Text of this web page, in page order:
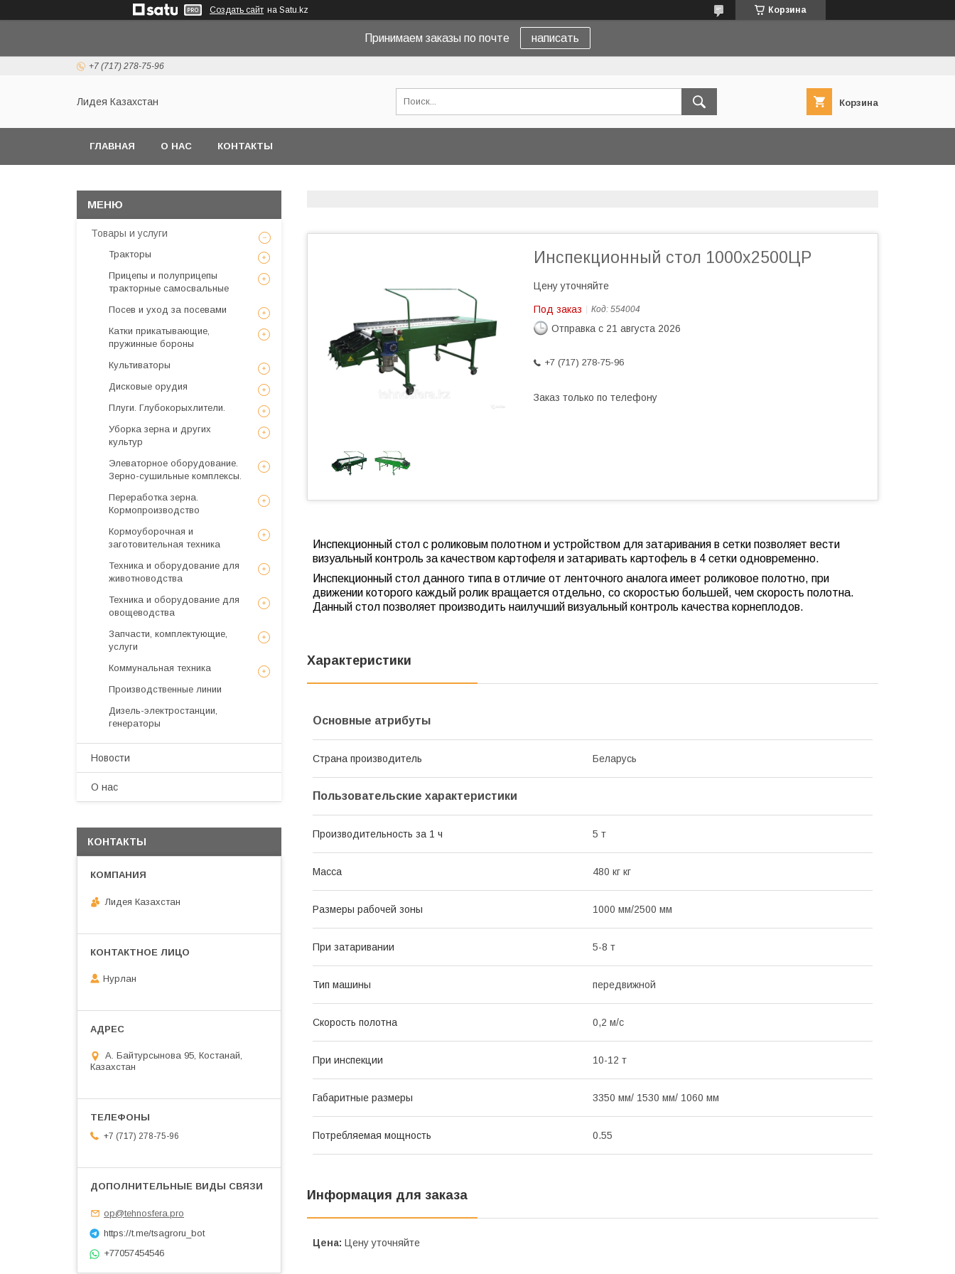
Создать сайт на Satu.kz Корзина
Принимаем заказы по почте написать
+7 (717) 278-75-96
Лидея Казахстан Корзина
ГЛАВНАЯ О НАС КОНТАКТЫ
Инспекционный стол 1000х2500ЦР
Цену уточняйте
Под заказ Код: 554004
Отправка с 21 августа 2026
+7 (717) 278-75-96
Заказ только по телефону
Инспекционный стол с роликовым полотном и устройством для затаривания в сетки позволяет вести
визуальный контроль за качеством картофеля и затаривать картофель в 4 сетки одновременно.
Инспекционный стол данного типа в отличие от ленточного аналога имеет роликовое полотно, при
движении которого каждый ролик вращается отдельно, со скоростью большей, чем скорость полотна.
Данный стол позволяет производить наилучший визуальный контроль качества корнеплодов.
Характеристики
Основные атрибуты
Страна производитель Беларусь
Пользовательские характеристики
Производительность за 1 ч 5 т
Масса 480 кг кг
Размеры рабочей зоны 1000 мм/2500 мм
При затаривании 5-8 т
Тип машины передвижной
Скорость полотна 0,2 м/с
При инспекции 10-12 т
Габаритные размеры 3350 мм/ 1530 мм/ 1060 мм
Потребляемая мощность 0.55
Информация для заказа
Цена: Цену уточняйте
Товары и услуги
Тракторы
Прицепы и полуприцепы
тракторные самосвальные
Посев и уход за посевами
Катки прикатывающие,
пружинные бороны
Культиваторы
Дисковые орудия
Плуги. Глубокорыхлители.
Уборка зерна и других
культур
Элеваторное оборудование.
Зерно-сушильные комплексы.
Переработка зерна.
Кормопроизводство
Кормоуборочная и
заготовительная техника
Техника и оборудование для
животноводства
Техника и оборудование для
овощеводства
Запчасти, комплектующие,
услуги
Коммунальная техника
Производственные линии
Дизель-электростанции,
генераторы
Новости
О нас
КОНТАКТЫ
Лидея Казахстан
Нурлан
А. Байтурсынова 95, Костанай,
Казахстан
+7 (717) 278-75-96
op@tehnosfera.pro
https://t.me/tsagroru_bot
+77057454546